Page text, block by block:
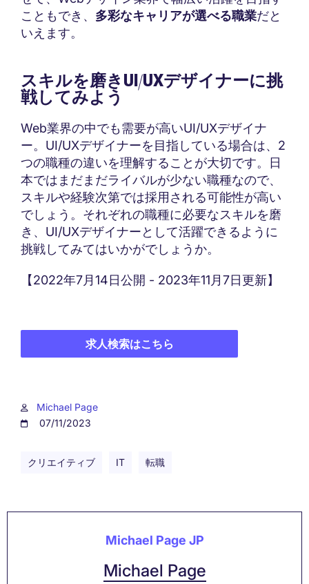
こともでき、 多彩なキャリアが選べる職業だと
いえます。
スキルを磨きUI/UXデザイナーに挑
戦してみよう
Web業界の中でも需要が高いUI/UXデザイナ
ー。UI/UXデザイナーを目指している場合は、2
つの職種の違いを理解することが大切です。日
本ではまだまだライバルが少ない職種なので、
スキルや経験次第では採用される可能性が高い
でしょう。それぞれの職種に必要なスキルを磨
き、UI/UXデザイナーとして活躍できるように
挑戦してみてはいかがでしょうか。
【2022年7月14日公開 - 2023年11月7日更新】
求人検索はこちら
Michael Page
07/11/2023
クリエイティブ IT 転職
Michael Page JP
Michael Page